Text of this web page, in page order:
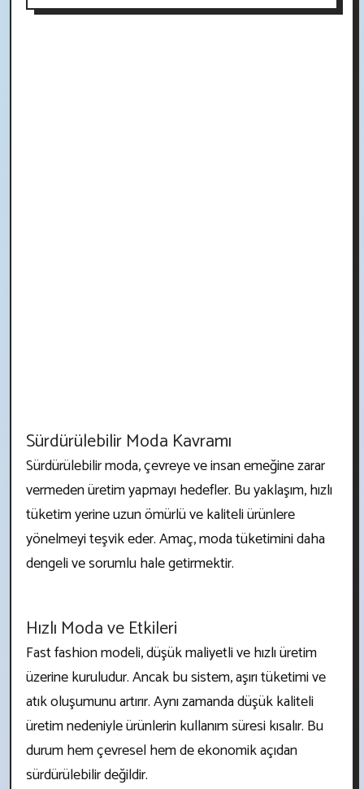
Sürdürülebilir Moda Kavramı
Sürdürülebilir moda, çevreye ve insan emeğine zarar
vermeden üretim yapmayı hedefler. Bu yaklaşım, hızlı
tüketim yerine uzun ömürlü ve kaliteli ürünlere
yönelmeyi teşvik eder. Amaç, moda tüketimini daha
dengeli ve sorumlu hale getirmektir.
Hızlı Moda ve Etkileri
Fast fashion modeli, düşük maliyetli ve hızlı üretim
üzerine kuruludur. Ancak bu sistem, aşırı tüketimi ve
atık oluşumunu artırır. Aynı zamanda düşük kaliteli
üretim nedeniyle ürünlerin kullanım süresi kısalır. Bu
durum hem çevresel hem de ekonomik açıdan
sürdürülebilir değildir.